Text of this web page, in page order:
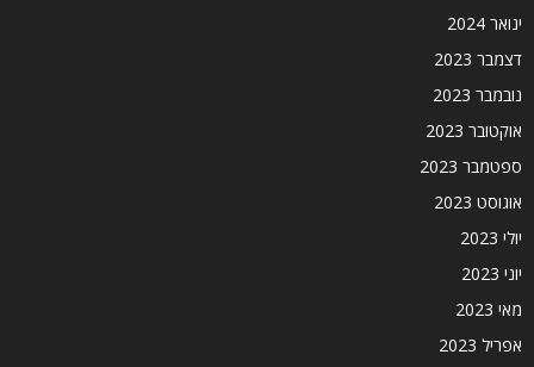
ינואר 2024
דצמבר 2023
נובמבר 2023
אוקטובר 2023
ספטמבר 2023
אוגוסט 2023
יולי 2023
יוני 2023
מאי 2023
אפריל 2023